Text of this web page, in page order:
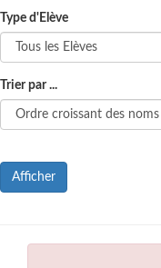
Type d'Elève
Trier par ...
Afficher